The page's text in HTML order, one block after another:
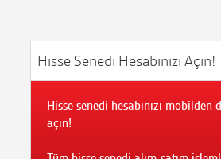
Hisse Senedi Hesabınızı Açın!
Hisse senedi hesabınızı mobilden
açın!